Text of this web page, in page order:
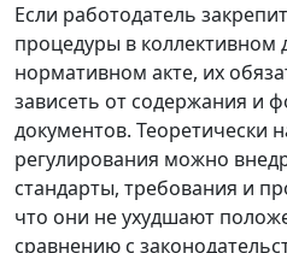
Если работодатель
процедуры в коллективном
нормативном акте, их
зависеть от содержания и
документов. Теоретически
регулирования можно
стандарты, требования и
что они не ухудшают
сравнению с